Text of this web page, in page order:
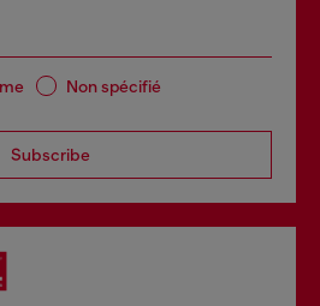
Non spécifié
Subscribe